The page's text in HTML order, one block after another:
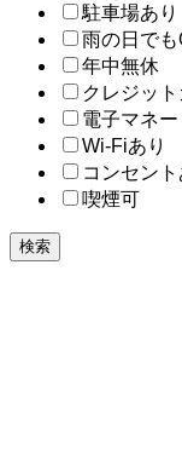
駐車場あり
雨の日でも
年中無休
クレジッ
電子マネ
Wi-Fiあり
コンセント
喫煙可
検索